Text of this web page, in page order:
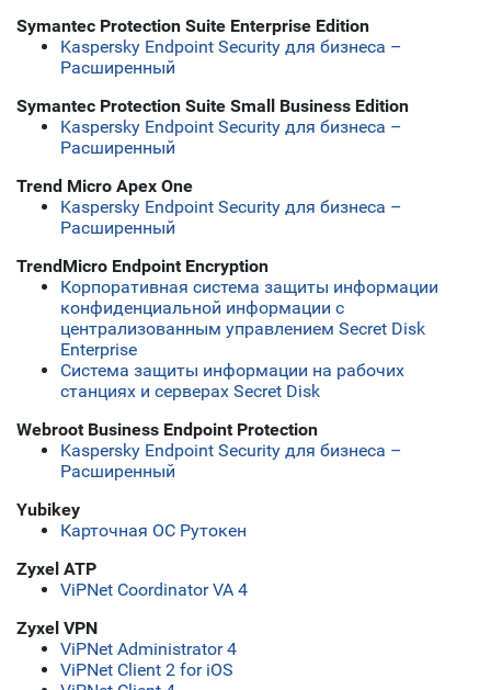
Symantec Protection Suite Enterprise Edition
Kaspersky Endpoint Security для бизнеса –
Расширенный
Symantec Protection Suite Small Business Edition
Kaspersky Endpoint Security для бизнеса –
Расширенный
Trend Micro Apex One
Kaspersky Endpoint Security для бизнеса –
Расширенный
TrendMicro Endpoint Encryption
Корпоративная система защиты информации
конфиденциальной информации с
централизованным управлением Secret Disk
Enterprise
Система защиты информации на рабочих
станциях и серверах Secret Disk
Webroot Business Endpoint Protection
Kaspersky Endpoint Security для бизнеса –
Расширенный
Yubikey
Карточная ОС Рутокен
Zyxel ATP
ViPNet Coordinator VA 4
Zyxel VPN
ViPNet Administrator 4
ViPNet Client 2 for iOS